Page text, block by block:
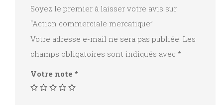
Soyez le premier à laisser votre avis sur
“Action commerciale mercatique”
Votre adresse e-mail ne sera pas publiée. Les
champs obligatoires sont indiqués avec *
Votre note *